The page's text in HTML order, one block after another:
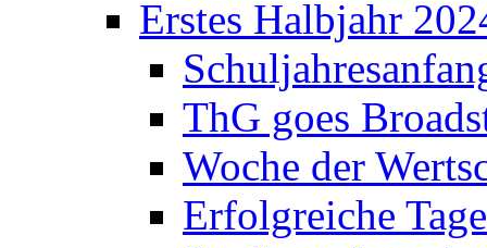
Erstes Halbjahr
ThG goes
Woche der
Erfolgreiche